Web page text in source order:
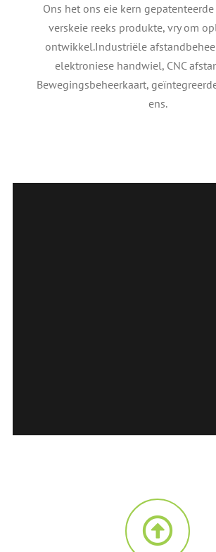
Ons het ons eie kern
verskeie reeks produkte, vry om
ontwikkel.Industriële
elektroniese handwiel, CNC
Bewegingsbeheerkaart,
ens.